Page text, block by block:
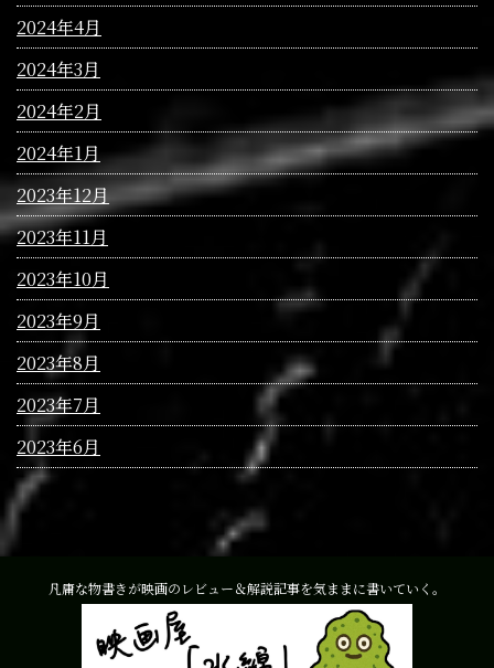
2024年4月
2024年3月
2024年2月
2024年1月
2023年12月
2023年11月
2023年10月
2023年9月
2023年8月
2023年7月
2023年6月
凡庸な物書きが映画のレビュー＆解説記事を気ままに書いていく。